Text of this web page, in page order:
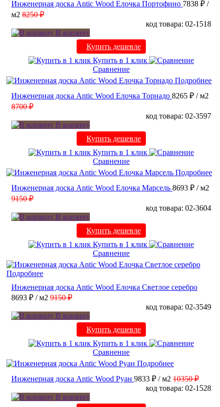
Инженерная доска Antic Wood Елочка Портофино 7838 ₽ /
м2 8250 ₽
код товара: 02-1518
В корзину
Купить дешевле
Купить в 1 клик
Сравнение
Подробнее
Инженерная доска Antic Wood Елочка Торнадо 8265 ₽ / м2
8700 ₽
код товара: 02-3597
В корзину
Купить дешевле
Купить в 1 клик
Сравнение
Подробнее
Инженерная доска Antic Wood Елочка Марсель 8693 ₽ / м2
9150 ₽
код товара: 02-3604
В корзину
Купить дешевле
Купить в 1 клик
Сравнение
Подробнее
Инженерная доска Antic Wood Елочка Светлое серебро
8693 ₽ / м2 9150 ₽
код товара: 02-3549
В корзину
Купить дешевле
Купить в 1 клик
Сравнение
Подробнее
Инженерная доска Antic Wood Руан 9833 ₽ / м2 10350 ₽
код товара: 02-1528
В корзину